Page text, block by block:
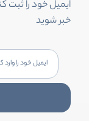
ایمیل خود را ثبت
خبر شوید